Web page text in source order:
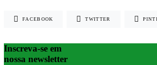
FACEBOOK TWITTER
Inscreva-se em
nossa newsletter